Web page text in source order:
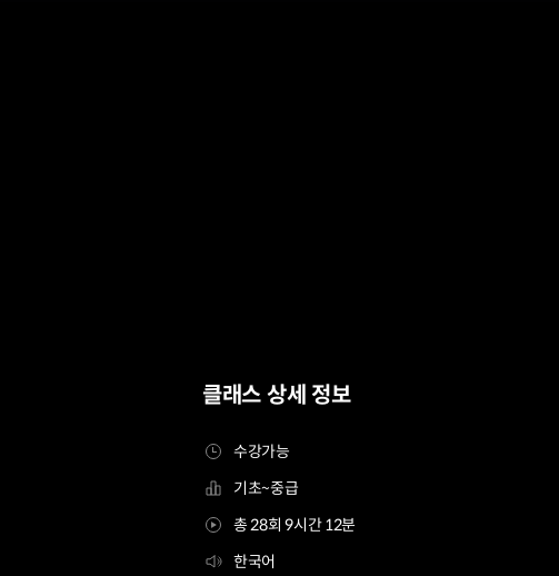
클래스 상세 정보
수강가능
기초~중급
총 28회 9시간 12분
한국어